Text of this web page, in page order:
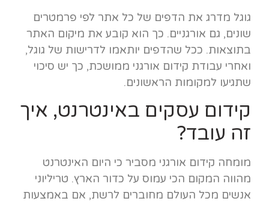
גוגל מדרג את הדפים של כל אתר לפי פרמטרים
שונים, גם אורגניים. כך הוא קובע את מיקום האתר
בתוצאות. ככל שהדפים יותאמו לדרישות של גוגל,
ואחרי עבודת קידום אורגני ממושכת, כך יש סיכוי
שתגיעו למקומות הראשונים.
קידום עסקים באינטרנט, איך
זה עובד?
מומחה קידום אורגני מסביר כי היום האינטרנט
מהווה המקום הכי עמוס על כדור הארץ. טריליוני
אנשים מכל העולם מחוברים לרשת, אם באמצעות